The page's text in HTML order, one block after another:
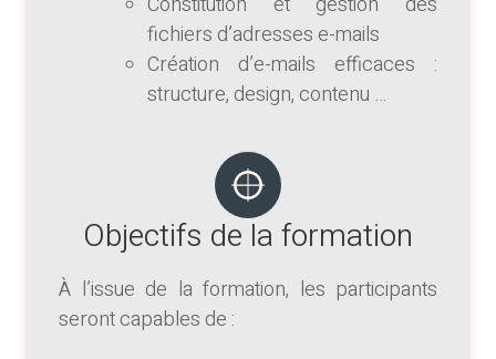
fichiers d’adresses e-mails
Création d’e-mails efficaces :
structure, design, contenu …
Objectifs de la formation
À l’issue de la formation, les participants
seront capables de :